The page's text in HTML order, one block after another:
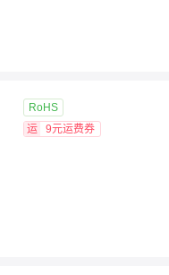
RoHS
运
9元运费券